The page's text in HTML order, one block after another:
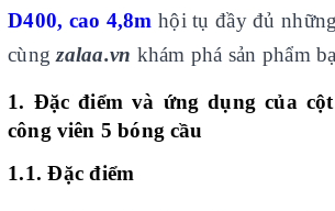
D400, cao 4,8m hội tụ đầy đủ
cùngzalaa.vn khám phá sản phẩm
1. Đặc điểm và ứng dụng của cột
công viên 5 bóng cầu
1.1. Đặc điểm